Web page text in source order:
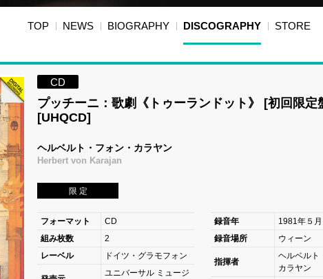
TOP NEWS BIOGRAPHY DISCOGRAPHY STORE
CD
プッチーニ：歌劇《トゥーランドット》 [初回限定
[UHQCD]
ヘルベルト・フォン・カラヤン
Herbert von Karajan
限 定
フォーマット
CD
組み枚数
2
レーベル
ドイツ・グラモフォン
ユニバーサル ミュージ
録音年
1981年５月
録音場所
ウィーン
指揮者
ヘルベルト
カラヤン